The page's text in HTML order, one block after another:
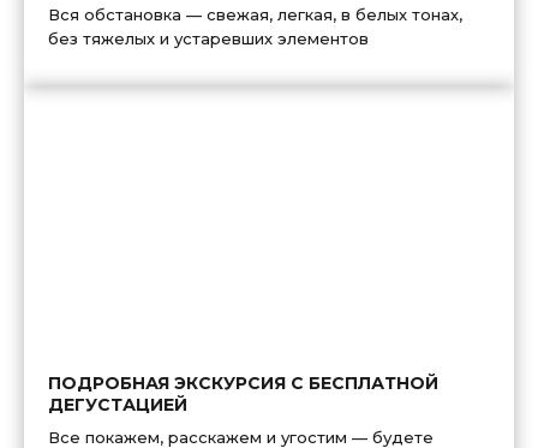
Вся обстановка — свежая, легкая, в белых тонах,
без тяжелых и устаревших элементов
ПОДРОБНАЯ ЭКСКУРСИЯ С БЕСПЛАТНОЙ
ДЕГУСТАЦИЕЙ
Все покажем, расскажем и угостим — будете